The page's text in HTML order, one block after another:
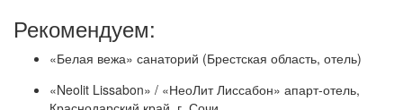
Рекомендуем:
«Белая вежа» санаторий (Брестская область, отель)
«Neolit Lissabon» / «НеоЛит Лиссабон» апарт-отель,